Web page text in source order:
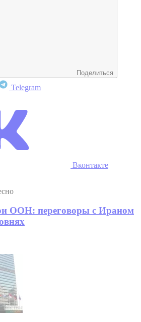
Поделиться
Telegram
Вконтакте
ООН: переговоры с Ираном